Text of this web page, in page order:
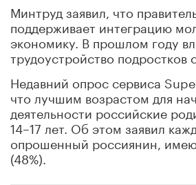
Минтруд заявил, что
поддерживает интеграцию
экономику. В прошлом году
трудоустройство подростков
Недавний опрос сервиса
что лучшим возрастом для
деятельности российские
14–17 лет. Об этом заявил
опрошенный россиянин,
(48%).